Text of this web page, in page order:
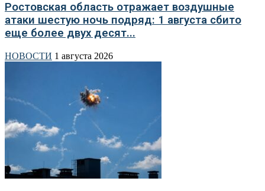
Ростовская область отражает воздушные
атаки шестую ночь подряд: 1 августа сбито
еще более двух десят...
НОВОСТИ 1 августа 2026